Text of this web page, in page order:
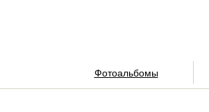
Фотоальбомы